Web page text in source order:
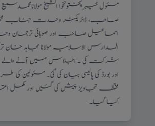
مسئول خیبرپختونخوا الشیخ مولانامحمدسمیع
صاحب، ڈائریکٹر وحدت جناب
اسماعیل صاحب اور صوبائی
المدارس الاسلامیہ مولانا مجاہد خان
شرکت کی ۔ اجلاس میں آنے والے
اور بورڈ کی پالیسی بیان کی گئ۔ مسئولین
مختلف تجاویز پیش کی گئیں اور مکمل
کیا گیا۔